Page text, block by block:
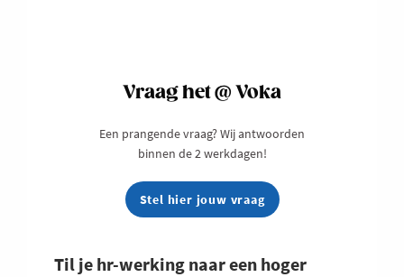
Til je hr-werking naar een hoger
Vraag het @ Voka
Een prangende vraag? Wij antwoorden
binnen de 2 werkdagen!
Stel hier jouw vraag